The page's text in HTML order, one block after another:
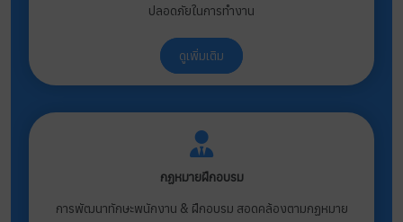
ปลอดภัยในการทำงาน
ดูเพิ่มเติม
กฏหมายฝึกอบรม
การพัฒนาทักษะพนักงาน & ฝึกอบรม สอดคล้องตามกฏหมาย